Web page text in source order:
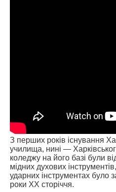
З перших років існування
училища, нині —
коледжу на його базі були
мідних духових
ударних інструментах було
роки XX сторіччя.